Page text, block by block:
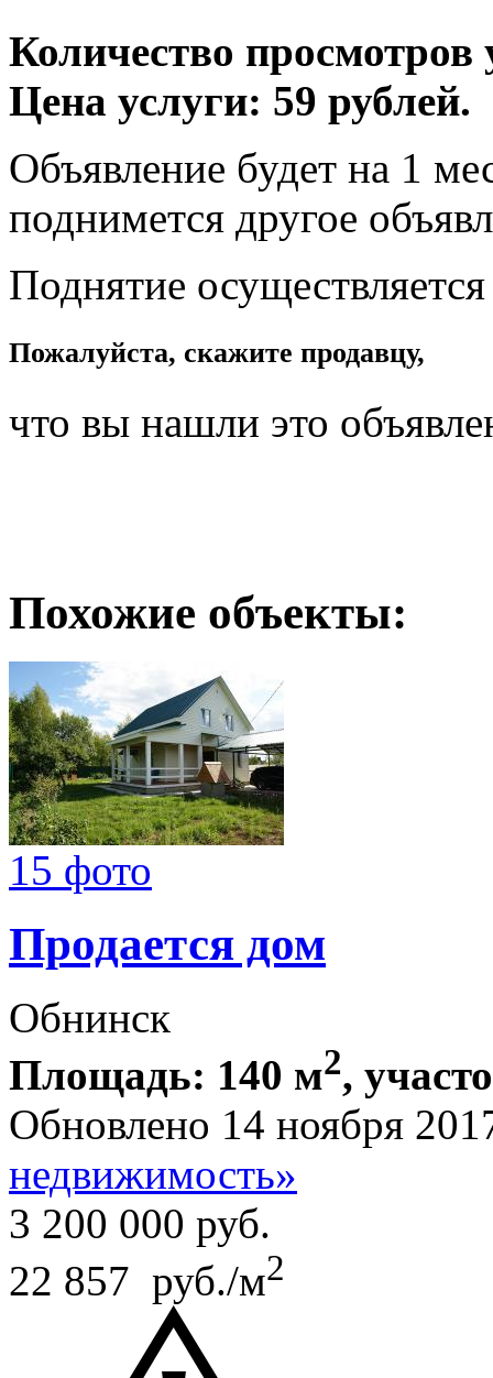
Количество просмотров
Цена услуги: 59 рублей.
Объявление будет на 1
поднимется другое
Поднятие
Пожалуйста, скажите продавцу,
что вы нашли это
Похожие объекты:
15 фото
Продается дом
Обнинск
Площадь: 140 м2,
Обновлено 14 ноября
недвижимость»
3 200 000 руб.
22 857 руб./м2